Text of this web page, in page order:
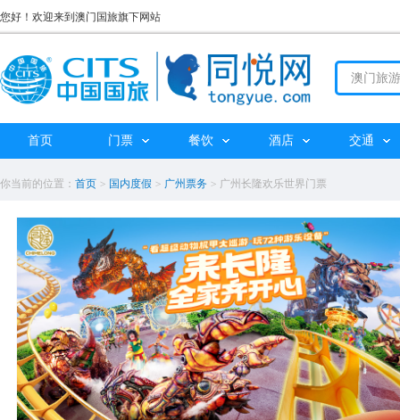
您好！欢迎来到澳门国旅旗下网站
首页 门票 餐饮 酒店 交通
你当前的位置： 首页 > 国内度假 > 广州票务 > 广州长隆欢乐世界门票
cits**，91
订该产品